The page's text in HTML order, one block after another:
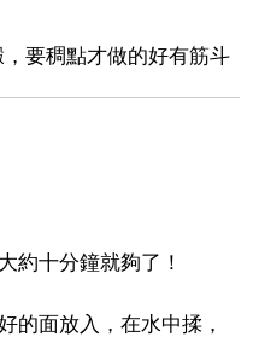
要稠點才做的好有筋斗
約十分鐘就夠了！
的面放入，在水中揉，